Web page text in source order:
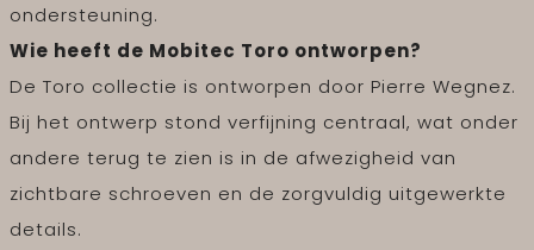
ondersteuning.
Wie heeft de Mobitec Toro ontworpen?
De Toro collectie is ontworpen door Pierre Wegnez.
Bij het ontwerp stond verfijning centraal, wat onder
andere terug te zien is in de afwezigheid van
zichtbare schroeven en de zorgvuldig uitgewerkte
details.